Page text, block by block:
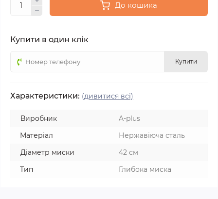
До кошика
Купити в один клік
Купити
Характеристики: (дивитися всі)
Виробник
A-plus
Матеріал
Нержавіюча сталь
Діаметр миски
42 см
Тип
Глибока миска